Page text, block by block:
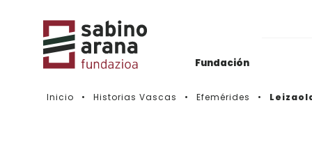
Fundación
Inicio Historias Vascas Efemérides